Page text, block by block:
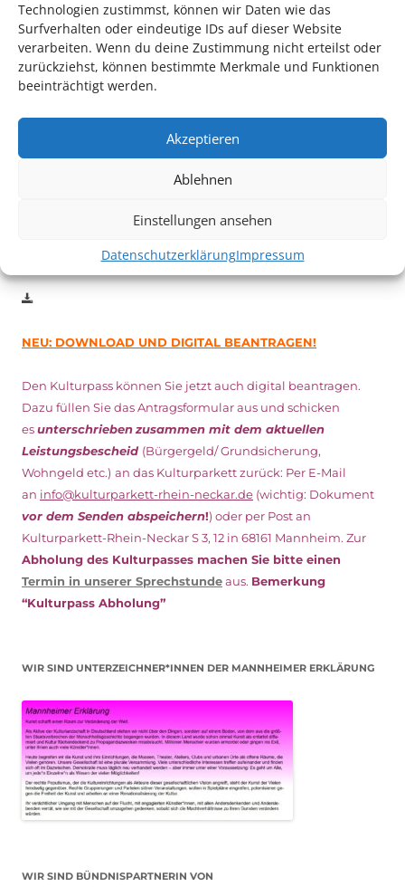
Technologien zustimmst, können wir Daten wie das
Surfverhalten oder eindeutige IDs auf dieser Website
verarbeiten. Wenn du deine Zustimmung nicht erteilst oder
zurückziehst, können bestimmte Merkmale und Funktionen
beeinträchtigt werden.
Akzeptieren
Ablehnen
Einstellungen ansehen
DatenschutzerklärungImpressum
Auch dieses Jahr findet wieder das
Inhaber*innen freien Eintrittzu den Vorstellungen – 30
DIGITAL KULTURPASS BEANTRAGEN
NEU: DOWNLOAD UND DIGITAL BEANTRAGEN!
Den Kulturpass können Sie jetzt auch digital beantragen.
Dazu füllen Sie das Antragsformular aus und schicken
esunterschriebenzusammen mit dem aktuellen
Leistungsbescheid (Bürgergeld/ Grundsicherung,
Wohngeld etc.) an das Kulturparkett zurück: Per E-Mail
an info@kulturparkett-rhein-neckar.de (wichtig: Dokument
vor dem Senden abspeichern!) oder per Post an
Kulturparkett-Rhein-Neckar S 3, 12 in 68161 Mannheim. Zur
Abholung des Kulturpasses machen Sie bitte einen
Termin in unserer Sprechstundeaus. Bemerkung
“Kulturpass Abholung”
WIR SIND UNTERZEICHNER*INNEN DER MANNHEIMER ERKLÄRUNG
WIR SIND BÜNDNISPARTNERIN VON